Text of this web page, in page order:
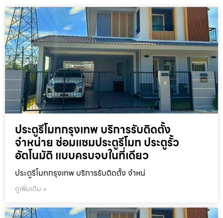
ประตูรีโมทกรุงเทพ บริการรับติดตั้ง
จำหน่าย ซ่อมแซมประตูรีโมท ประตูรั้ว
อัตโนมัติ แบบครบจบในที่เดียว
ประตูรีโมทกรุงเทพ บริการรับติดตั้ง จำหน่
ดูเพิ่มเติม »